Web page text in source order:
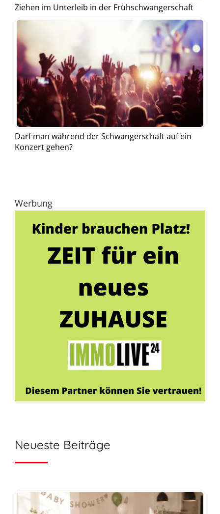
Ziehen im Unterleib in der Frühschwangerschaft
Darf man während der Schwangerschaft auf ein
Konzert gehen?
Werbung
Neueste Beiträge